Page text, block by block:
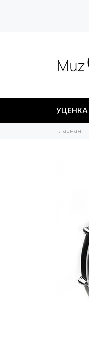
УЦЕНКА
Главная